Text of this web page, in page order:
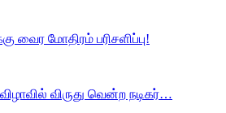
வைர மோதிரம் பரிசளிப்பு!
விருது வென்ற நடிகர்…